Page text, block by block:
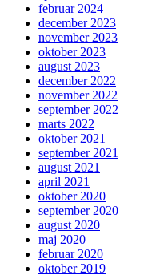
februar 2024
december 2023
november 2023
oktober 2023
august 2023
december 2022
november 2022
september 2022
marts 2022
oktober 2021
september 2021
august 2021
april 2021
oktober 2020
september 2020
august 2020
maj 2020
februar 2020
oktober 2019